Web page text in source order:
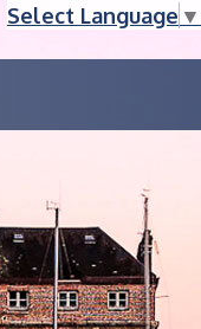
Select Language ▼